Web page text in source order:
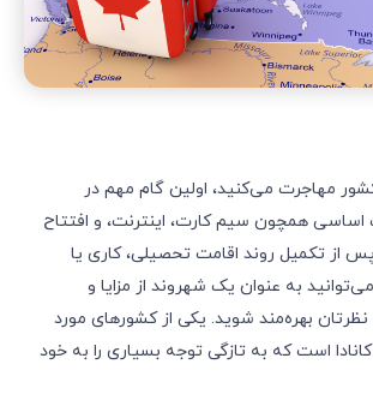
مهاجرت می‌کنید، اولین گام مهم در
همچون سیم کارت، اینترنت، و افتتاح
از تکمیل روند اقامت تحصیلی، کاری یا
به عنوان یک شهروند از مزایا و
نظرتان بهره‌مند شوید. یکی از کشورهای مورد
است که به تازگی توجه بسیاری را به خود